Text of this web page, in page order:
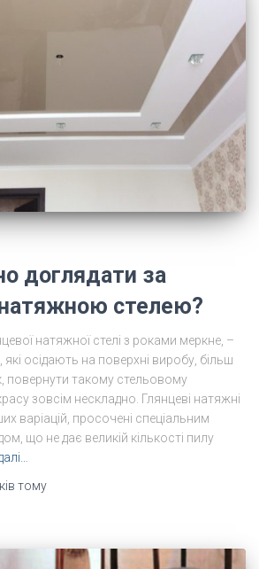
доглядати за
стелею?
натяжної стелі з роками меркне, –
які осідають на поверхні виробу, більш
повернути такому стельовому
зовсім нескладно. Глянцеві натяжні
варіацій, просочені спеціальним
що не дає великій кількості пилу
тому